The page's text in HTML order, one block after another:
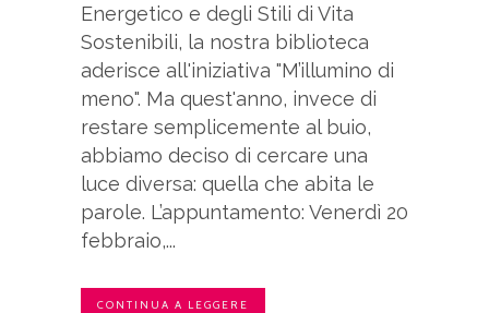
Energetico e degli Stili di Vita
Sostenibili, la nostra biblioteca
aderisce all'iniziativa "M’illumino di
meno". Ma quest'anno, invece di
restare semplicemente al buio,
abbiamo deciso di cercare una
luce diversa: quella che abita le
parole. L’appuntamento: Venerdì 20
febbraio,...
CONTINUA A LEGGERE